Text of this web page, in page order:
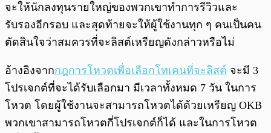
จะให้นักลงทุนรายใหญ่ของพวกเขาทำการรีวิวและ
รับรองอีกรอบ และสุดท้ายจะให้ผู้ใช้งานทุก ๆ คนเป็นคน
ตัดสินใจว่าสมควรที่จะลิสต์เหรียญดังกล่าวหรือไม่
อ้างอิงจากกฎการโหวตเพื่อเลือกโทเคนที่จะลิสต์ จะมี 3
โปรเจกต์ที่จะได้รับเลือกมา มีเวลาทั้งหมด 7 วัน ในการ
โหวต โดยผู้ใช้งานจะสามารถโหวตได้ด้วยเหรียญ OKB
พวกเขาสามารถโหวตกี่โปรเจกต์ก็ได้ และในการโหวต